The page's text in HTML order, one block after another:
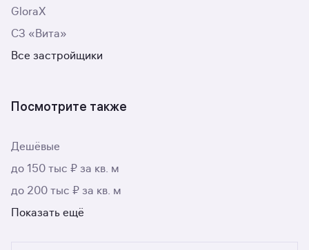
GloraX
СЗ «Вита»
Все застройщики
Посмотрите также
Дешёвые
до 150 тыс ₽ за кв. м
до 200 тыс ₽ за кв. м
Показать ещё